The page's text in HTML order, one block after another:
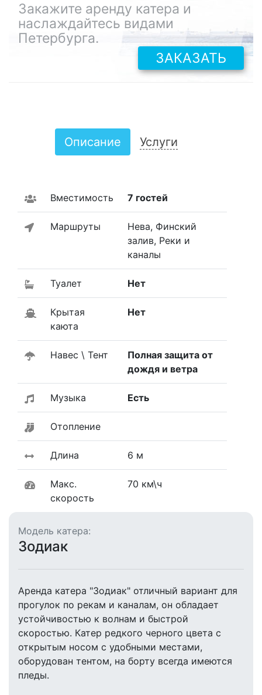
Закажите аренду катера и
наслаждайтесь видами
Петербурга.
ЗАКАЗАТЬ
Описание Услуги
Вместимость 7 гостей
Маршруты
Нева, Финский
залив, Реки и
каналы
Туалет Нет
Крытая
каюта
Нет
Навес \ Тент
Полная защита от
дождя и ветра
Музыка Есть
Отопление
Длина 6 м
Макс.
скорость
70 км\ч
Модель катера:
Зодиак
Аренда катера "Зодиак" отличный вариант для
прогулок по рекам и каналам, он обладает
устойчивостью к волнам и быстрой
скоростью. Катер редкого черного цвета с
открытым носом с удобными местами,
оборудован тентом, на борту всегда имеются
пледы.